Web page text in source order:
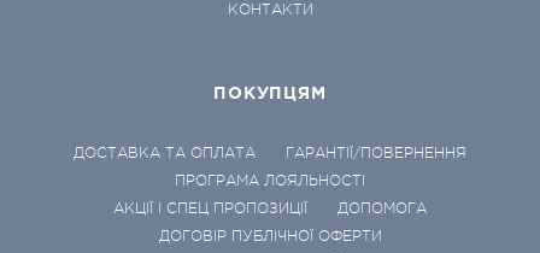
КОНТАКТИ
ПОКУПЦЯМ
ДОСТАВКА ТА ОПЛАТА
ГАРАНТІЇ/ПОВЕРНЕННЯ
ПРОГРАМА ЛОЯЛЬНОСТІ
АКЦІЇ І СПЕЦ ПРОПОЗИЦІЇ
ДОПОМОГА
ДОГОВІР ПУБЛІЧНОЇ ОФЕРТИ